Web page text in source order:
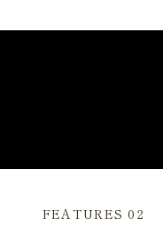
FEATURES 02